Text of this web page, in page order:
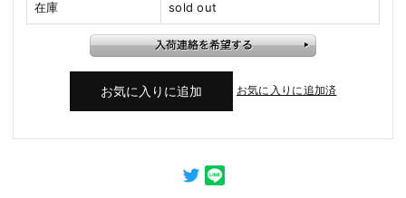
在庫 sold out
お気に入りに追加済